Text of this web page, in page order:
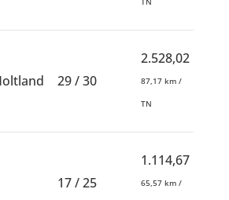
29 / 30
2.528,02
87,17 km /
TN
17 / 25
1.114,67
65,57 km /